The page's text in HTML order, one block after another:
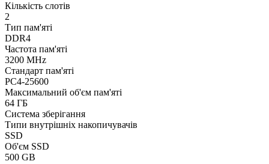
Кількість слотів
2
Тип пам'яті
DDR4
Частота пам'яті
3200 MHz
Стандарт пам'яті
PC4-25600
Максимальний об'єм пам'яті
64 ГБ
Система зберігання
Типи внутрішніх накопичувачів
SSD
Об'єм SSD
500 GB